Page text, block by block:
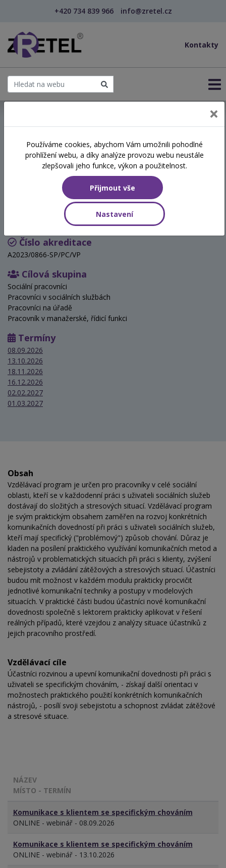
+420 734 839 966 info@zretel.cz
Kontakty
Komunikace s klientem se
specifickým chováním
Hodinová dotace
8 vyučovacích hodin
Číslo akreditace
A2023/0866-SP/PC/VP
Cílová skupina
Sociální pracovníci
Pracovníci v sociálních službách
Pracovníci na úřadě
Pracovník v manažerské, řídicí funkci
Termíny
08.09.2026
13.10.2026
18.11.2026
16.12.2026
02.02.2027
01.03.2027
Obsah
Vzdělávací program je určen pro pracovníky v celé sociální
oblasti, kteří se v každodenní práci s uživateli sociálních služeb
dostávají do složitých a stresových situací. Vzdělávací program
je svým praktickým obsahem zaměřen na rozvoj konkrétních
komunikačních dovedností při práci s uživateli sociálních služeb,
kteří mají specifický ("problémový") způsob chování. Důraz je
kladen na posílení praktického využívání komunikačních metod a
nástrojů v problematických situacích při práci s klienty, zvýšení
sebejistoty a zvládání zátěžových a stresových situací. Účastníci
budou mít možnost v každém modulu prakticky procvičit
jednotlivé komunikační techniky a postupy v modelových
situacích. V praktické části budou účastníci nové komunikační
dovednosti společně s lektorem prakticky aplikovat v řešení
reálných případů, které vzejdou z analýzy situace účastníků z
jejich pracovního prostředí.
Vzdělávací cíle
Účastníci rozvinou a upevní komunikační dovednosti při práci s
uživateli se specifickým chováním, - získají další orientaci v
možnostech praktického použití konkrétních komunikačních
nástrojů, - posílí svoji sebejistotu a schopnost zvládat zátěžové
a stresové situace.
NÁZEV
MÍSTO - TERMÍN
Komunikace s klientem se specifickým chováním
ONLINE - webinář - 08.09.2026
Komunikace s klientem se specifickým chováním
ONLINE - webinář - 13.10.2026
Používáme cookies, abychom Vám umožnili pohodlné
prohlížení webu, a díky analýze provozu webu neustále
zlepšovali jeho funkce, výkon a použitelnost.
Přijmout vše
Nastavení